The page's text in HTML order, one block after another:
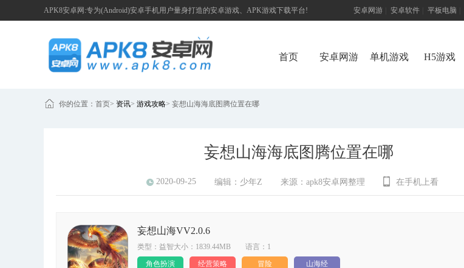
APK8安卓网:专为(Android)安卓手机用户量身打造的安卓游戏、APK游戏下载平台! 安卓网游 安卓软件 平板电脑
首页 安卓网游 单机游戏 H5游戏
你的位置： 首页> 资讯> 游戏攻略> 妄想山海海底图腾位置在哪
妄想山海海底图腾位置在哪
2020-09-25 编辑： 少年Z 来源： apk8安卓网整理 在手机上看
妄想山海VV2.0.6
类型：益智大小：1839.44MB 语言：1
角色扮演
经营策略 冒险 山海经